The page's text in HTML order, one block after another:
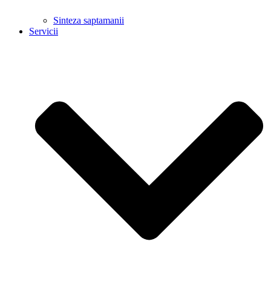
Sinteza saptamanii
Servicii